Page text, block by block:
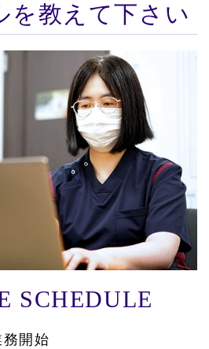
を教えて下さい
SCHEDULE
務開始